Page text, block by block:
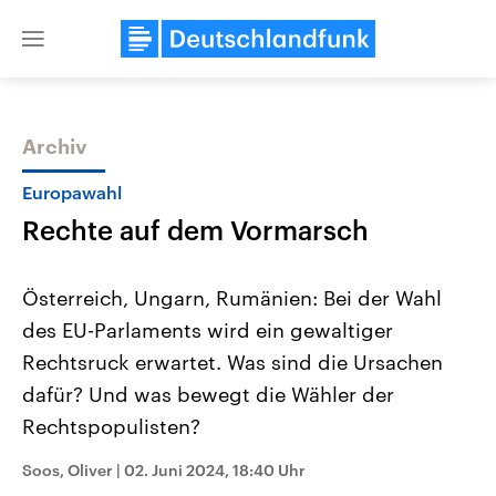
Close
Themen
Landtagswahl Sachsen-Anhalt
2026
Alle Informationen
Sachsen-Anhalt wählt am 6.
Landtag. Seit 2021 wird das
USA
Aktuelle Beiträge,
den mächtigsten Ländern
Archiv
Europawahl
Rechte auf dem Vormarsch
Österreich, Ungarn, Rumänien: Bei der Wahl
des EU-Parlaments wird ein gewaltiger
Rechtsruck erwartet. Was sind die Ursachen
dafür? Und was bewegt die Wähler der
Rechtspopulisten?
Soos, Oliver | 02. Juni 2024, 18:40 Uhr